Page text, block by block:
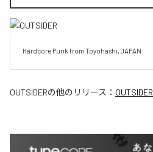
Hardcore Punk from Toyohashi, JAPAN
OUTSIDERの他のリリース： OUTSIDER